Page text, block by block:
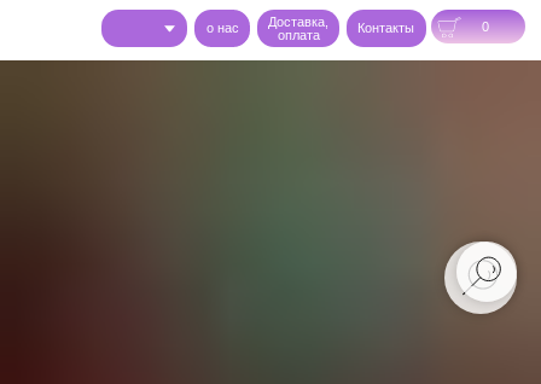
0
Доставка,
оплата
Контакты